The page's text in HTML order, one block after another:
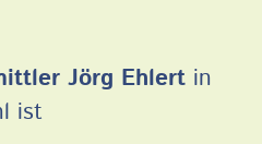
Jörg Ehlert in
ist